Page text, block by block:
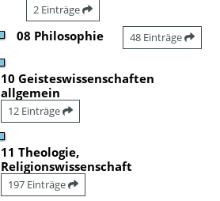
2 Einträge
08 Philosophie 48 Einträge
10 Geisteswissenschaften
allgemein
12 Einträge
11 Theologie,
Religionswissenschaft
197 Einträge